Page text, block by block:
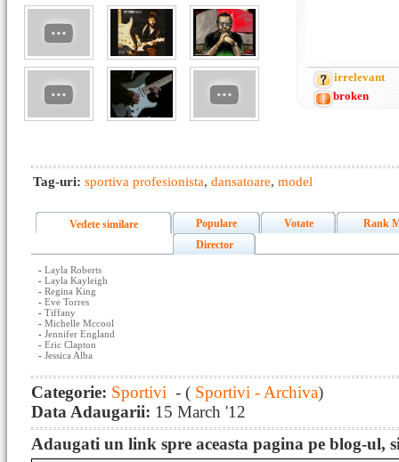
irrelevant
broken
Tag-uri: sportiva profesionista, dansatoare, model
Vedete similare Populare Votate
Rank
Director
- Layla Roberts
- Layla Kayleigh
- Regina King
- Eve Torres
- Tiffany
- Michelle Mccool
- Jennifer England
- Eric Clapton
- Jessica Alba
Categorie: Sportivi - ( Sportivi - Archiva)
Data Adaugarii: 15 March '12
Adaugati un link spre aceasta pagina pe blog-ul,